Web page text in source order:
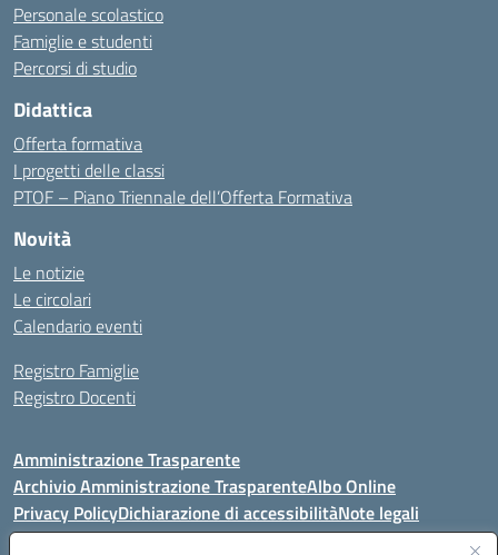
Personale scolastico
Famiglie e studenti
Percorsi di studio
Didattica
Offerta formativa
I progetti delle classi
PTOF – Piano Triennale dell’Offerta Formativa
Novità
Le notizie
Le circolari
Calendario eventi
Registro Famiglie
Registro Docenti
Amministrazione Trasparente
Archivio Amministrazione TrasparenteAlbo Online
Privacy PolicyDichiarazione di accessibilitàNote legali